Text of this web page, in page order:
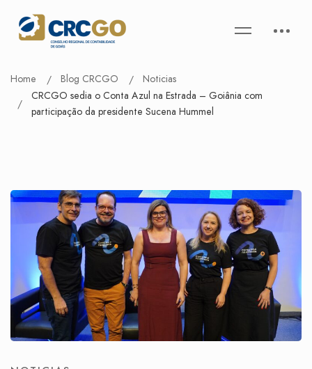
Home Blog CRCGO
Noticias
CRCGO sedia o Conta Azul na Estrada – Goiânia com
participação da presidente Sucena Hummel